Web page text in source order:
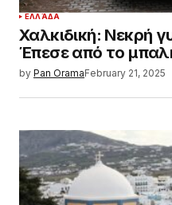
ΕΛΛΆΔΑ
Χαλκιδική: Νεκρή
Έπεσε από το
by Pan OramaFebruary 21, 2025